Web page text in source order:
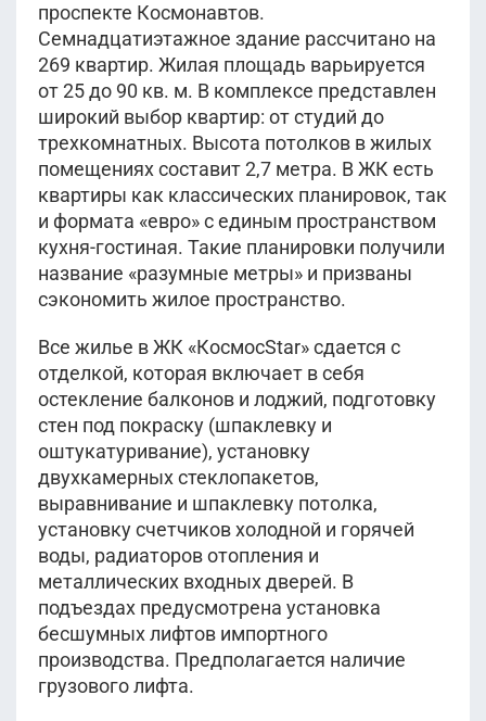
проспекте Космонавтов.
Семнадцатиэтажное здание рассчитано на
269 квартир. Жилая площадь варьируется
от 25 до 90 кв. м. В комплексе представлен
широкий выбор квартир: от студий до
трехкомнатных. Высота потолков в жилых
помещениях составит 2,7 метра. В ЖК есть
квартиры как классических планировок, так
и формата «евро» с единым пространством
кухня-гостиная. Такие планировки получили
название «разумные метры» и призваны
сэкономить жилое пространство.
Все жилье в ЖК «КосмосStar» сдается с
отделкой, которая включает в себя
остекление балконов и лоджий, подготовку
стен под покраску (шпаклевку и
оштукатуривание), установку
двухкамерных стеклопакетов,
выравнивание и шпаклевку потолка,
установку счетчиков холодной и горячей
воды, радиаторов отопления и
металлических входных дверей. В
подъездах предусмотрена установка
бесшумных лифтов импортного
производства. Предполагается наличие
грузового лифта.